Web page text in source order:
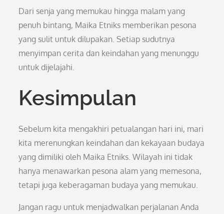
Dari senja yang memukau hingga malam yang
penuh bintang, Maika Etniks memberikan pesona
yang sulit untuk dilupakan. Setiap sudutnya
menyimpan cerita dan keindahan yang menunggu
untuk dijelajahi.
Kesimpulan
Sebelum kita mengakhiri petualangan hari ini, mari
kita merenungkan keindahan dan kekayaan budaya
yang dimiliki oleh Maika Etniks. Wilayah ini tidak
hanya menawarkan pesona alam yang memesona,
tetapi juga keberagaman budaya yang memukau.
Jangan ragu untuk menjadwalkan perjalanan Anda